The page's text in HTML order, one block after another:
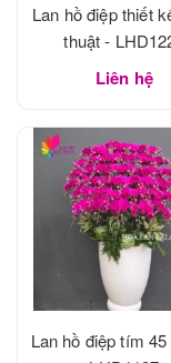
Lan hồ điệp thiết
thuật -
Liên hệ
Lan hồ điệp tím